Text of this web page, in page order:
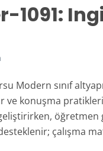
1091:
Modern sınıf
ve konuşma
öğretmen
çalışma